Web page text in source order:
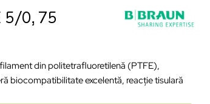
5/0, 75
din politetrafluoretilenă (PTFE),
biocompatibilitate excelentă, reacție tisulară